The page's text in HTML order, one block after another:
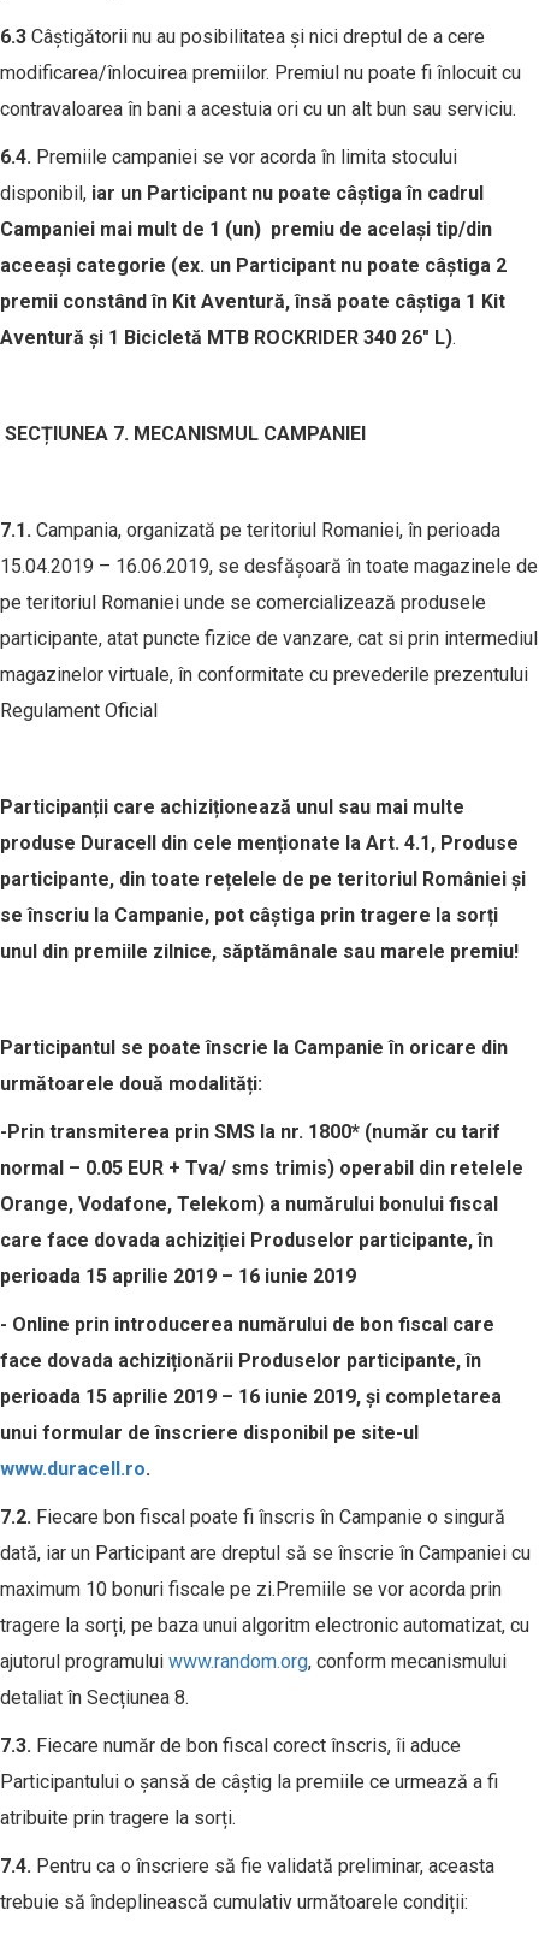
6.3 Câștigătorii nu au posibilitatea și nici dreptul de a cere
modificarea/înlocuirea premiilor. Premiul nu poate fi înlocuit cu
contravaloarea în bani a acestuia ori cu un alt bun sau serviciu.
6.4. Premiile campaniei se vor acorda în limita stocului
disponibil, iar un Participant nu poate câștiga în cadrul
Campaniei mai mult de 1 (un) premiu de același tip/din
aceeași categorie (ex. un Participant nu poate câștiga 2
premii constând în Kit Aventură, însă poate câștiga 1 Kit
Aventură și 1 Bicicletă MTB ROCKRIDER 340 26" L).
SECȚIUNEA 7. MECANISMUL CAMPANIEI
7.1. Campania, organizată pe teritoriul Romaniei, în perioada
15.04.2019 – 16.06.2019, se desfășoară în toate magazinele de
pe teritoriul Romaniei unde se comercializează produsele
participante, atat puncte fizice de vanzare, cat si prin intermediul
magazinelor virtuale, în conformitate cu prevederile prezentului
Regulament Oficial
Participanții care achiziționează unul sau mai multe
produse Duracell din cele menționate la Art. 4.1, Produse
participante, din toate rețelele de pe teritoriul României și
se înscriu la Campanie, pot câștiga prin tragere la sorți
unul din premiile zilnice, săptămânale sau marele premiu!
Participantul se poateînscrie la Campanie în oricare din
următoarele două modalități:
-Prin transmiterea prin SMS la nr. 1800* (număr cu tarif
normal – 0.05 EUR + Tva/ sms trimis) operabil din retelele
Orange, Vodafone, Telekom) a numărului bonului fiscal
care face dovada achiziției Produselor participante, în
perioada 15 aprilie 2019 – 16 iunie 2019
- Online prin introducerea numărului de bon fiscal care
face dovada achiziționării Produselor participante, în
perioada 15 aprilie 2019 – 16 iunie 2019, și completarea
unui formular de înscriere disponibil pe site-ul
www.duracell.ro.
7.2. Fiecare bon fiscal poate fi înscris în Campanie o singură
dată, iar un Participant are dreptul să se înscrie în Campaniei cu
maximum 10 bonuri fiscale pe zi.Premiile se vor acorda prin
tragere la sorți, pe baza unui algoritm electronic automatizat, cu
ajutorul programului www.random.org, conform mecanismului
detaliat în Secțiunea 8.
7.3. Fiecare număr de bon fiscal corect înscris, îi aduce
Participantului o șansă de câștig la premiile ce urmează a fi
atribuite prin tragere la sorți.
7.4. Pentru ca o înscriere să fie validată preliminar, aceasta
trebuie să îndeplinească cumulativ următoarele condiții: